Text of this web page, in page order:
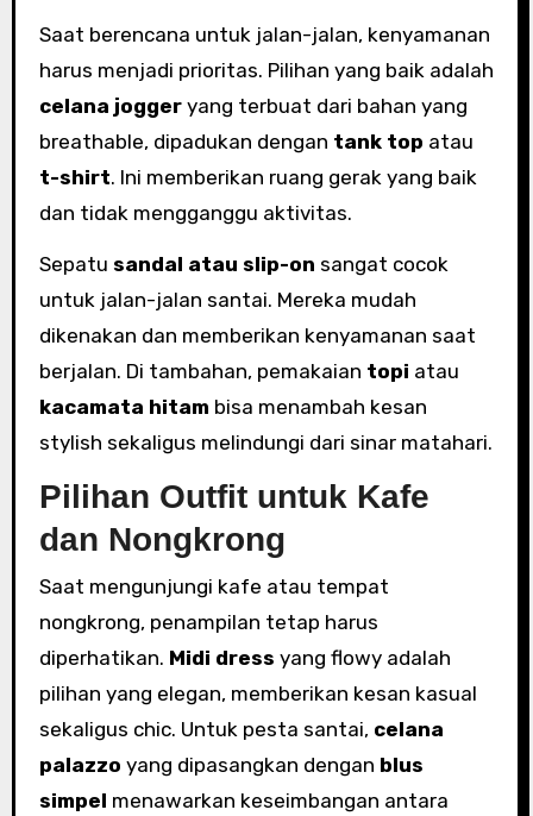
Saat berencana untuk jalan-jalan, kenyamanan
harus menjadi prioritas. Pilihan yang baik adalah
celana joggeryang terbuat dari bahan yang
breathable, dipadukan dengan tank top atau
t-shirt. Ini memberikan ruang gerak yang baik
dan tidak mengganggu aktivitas.
Sepatu sandal atau slip-on sangat cocok
untuk jalan-jalan santai. Mereka mudah
dikenakan dan memberikan kenyamanan saat
berjalan. Di tambahan, pemakaian topi atau
kacamata hitam bisa menambah kesan
stylish sekaligus melindungi dari sinar matahari.
Pilihan Outfit untuk Kafe
dan Nongkrong
Saat mengunjungi kafe atau tempat
nongkrong, penampilan tetap harus
diperhatikan. Midi dress yang flowy adalah
pilihan yang elegan, memberikan kesan kasual
sekaligus chic. Untuk pesta santai, celana
palazzo yang dipasangkan dengan blus
simpel menawarkan keseimbangan antara